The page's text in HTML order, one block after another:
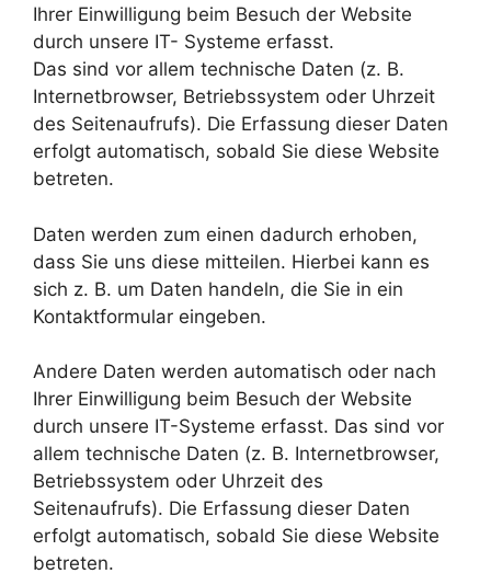
Ihrer Einwilligung beim Besuch der Website
durch unsere IT- Systeme erfasst.
Das sind vor allem technische Daten (z. B.
Internetbrowser, Betriebssystem oder Uhrzeit
des Seitenaufrufs). Die Erfassung dieser Daten
erfolgt automatisch, sobald Sie diese Website
betreten.
Daten werden zum einen dadurch erhoben,
dass Sie uns diese mitteilen. Hierbei kann es
sich z. B. um Daten handeln, die Sie in ein
Kontaktformular eingeben.
Andere Daten werden automatisch oder nach
Ihrer Einwilligung beim Besuch der Website
durch unsere IT-Systeme erfasst. Das sind vor
allem technische Daten (z. B. Internetbrowser,
Betriebssystem oder Uhrzeit des
Seitenaufrufs). Die Erfassung dieser Daten
erfolgt automatisch, sobald Sie diese Website
betreten.